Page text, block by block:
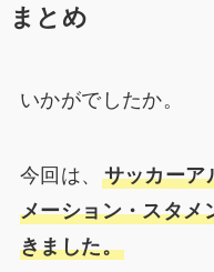
まとめ
いかがでしたか。
今回は、 サッカーア
メーション・スタメ
きました。